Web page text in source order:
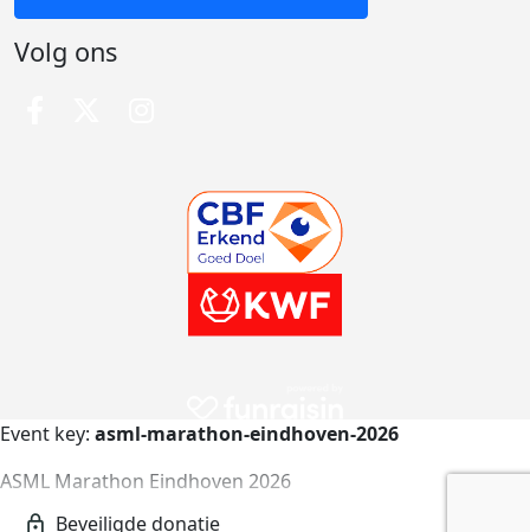
Volg ons
Event key: asml-marathon-eindhoven-2026
ASML Marathon Eindhoven 2026